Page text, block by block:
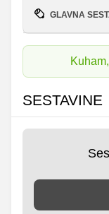
GLAVNA
SESTAVINE